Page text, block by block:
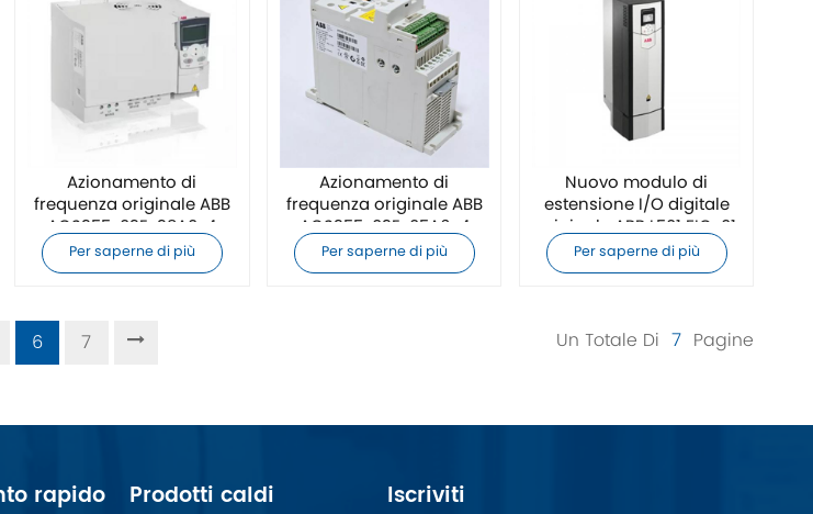
Azionamento di
frequenza originale ABB
ACS355-03E-38A0-4
Per saperne di più
Azionamento di
frequenza originale ABB
ACS355-03E-05A6-4
Per saperne di più
Nuovo modulo di
estensione I/O digitale
originale ABB L501 FIO-01
Per saperne di più
6 7 Un Totale Di 7 Pagine
rapido Prodotti caldi Iscriviti